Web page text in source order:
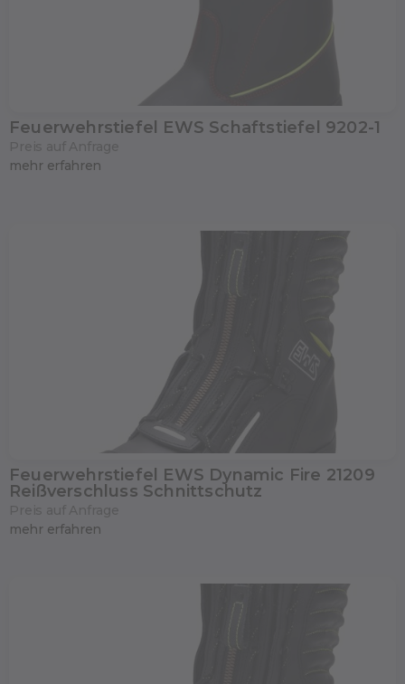
Feuerwehrstiefel EWS Schaftstiefel 9202-1
mehr erfahren
Feuerwehrstiefel EWS Dynamic Fire 21209
Reißverschluss Schnittschutz
mehr erfahren